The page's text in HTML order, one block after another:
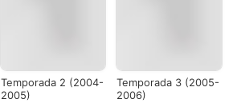
Temporada 2 (2004-
2005)
Temporada 3 (2005-
2006)